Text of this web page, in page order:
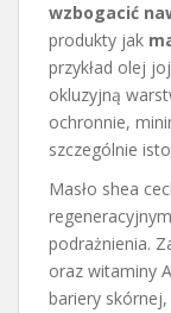
wzbogacić
produkty jak
przykład olej
okluzyjną
ochronnie,
szczególnie
Masło shea
podrażnienia.
oraz witaminy
bariery